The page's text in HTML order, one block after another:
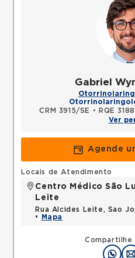
Gabriel
CRM 3915/SE
•
RQE
Ver
Agende
Compartilhe
Locais de Atendimento
Centro Médico São
Leite
Rua Alcides Leite, Sao
•
Mapa